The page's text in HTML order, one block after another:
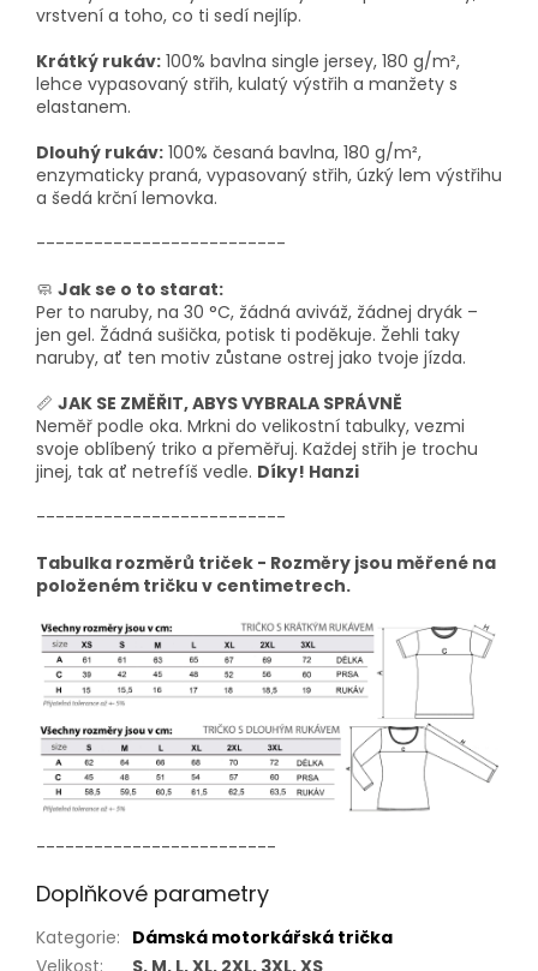
vrstvení a toho, co ti sedí nejlíp.
Krátký rukáv: 100% bavlna single jersey, 180 g/m²,
lehce vypasovaný střih, kulatý výstřih a manžety s
elastanem.
Dlouhý rukáv: 100% česaná bavlna, 180 g/m²,
enzymaticky praná, vypasovaný střih, úzký lem výstřihu
a šedá krční lemovka.
--------------------------
🧼 Jak se o to starat:
Per to naruby, na 30 °C, žádná aviváž, žádnej dryák –
jen gel. Žádná sušička, potisk ti poděkuje. Žehli taky
naruby, ať ten motiv zůstane ostrej jako tvoje jízda.
📏 JAK SE ZMĚŘIT, ABYS VYBRALA SPRÁVNĚ
Neměř podle oka. Mrkni do velikostní tabulky, vezmi
svoje oblíbený triko a přeměřuj. Každej střih je trochu
jinej, tak ať netrefíš vedle. Díky! Hanzi
--------------------------
Tabulka rozměrů triček - Rozměry jsou měřené na
položeném tričku v centimetrech.
-------------------------
Doplňkové parametry
Kategorie: Dámská motorkářská trička
Velikost:
S, M, L, XL, 2XL, 3XL, XS